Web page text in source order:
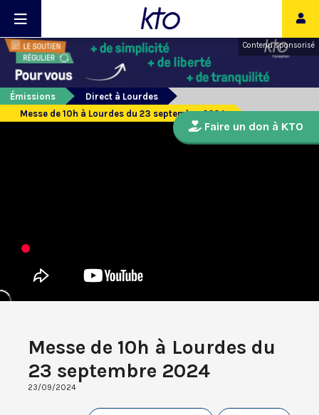
Contenu sponsorisé
Émissions
Direct à Lourdes
Messe de 10h à Lourdes du 23 septembre 2024
Messe de 10h à Lourdes du
23 septembre 2024
23/09/2024
Faire un don à KTO